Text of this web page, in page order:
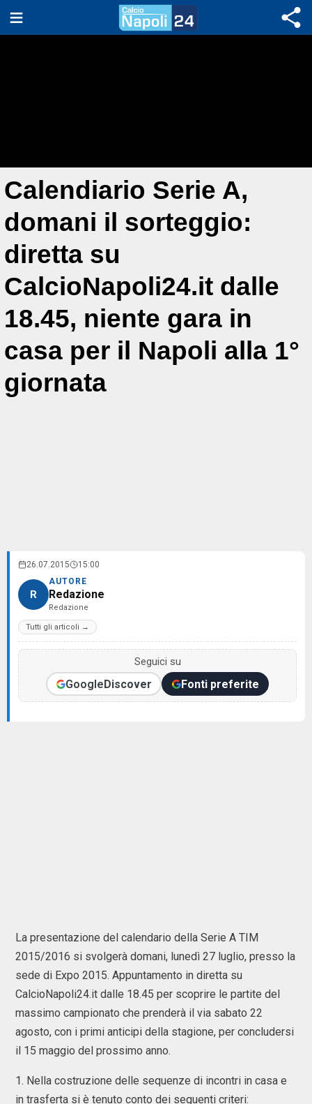
Calendiario Serie A,
domani il sorteggio:
diretta su
CalcioNapoli24.it dalle
18.45, niente gara in
casa per il Napoli alla 1°
giornata
26.07.2015 15:00
R
AUTORE
Redazione
Redazione
Tutti gli articoli →
Seguici su
GoogleDiscover Fonti preferite
La presentazione del calendario della Serie A TIM
2015/2016 si svolgerà domani, lunedì 27 luglio, presso la
sede di Expo 2015. Appuntamento in diretta su
CalcioNapoli24.it dalle 18.45 per scoprire le partite del
massimo campionato che prenderà il via sabato 22
agosto, con i primi anticipi della stagione, per concludersi
il 15 maggio del prossimo anno.
1. Nella costruzione delle sequenze di incontri in casa e
in trasferta si è tenuto conto dei seguenti criteri: